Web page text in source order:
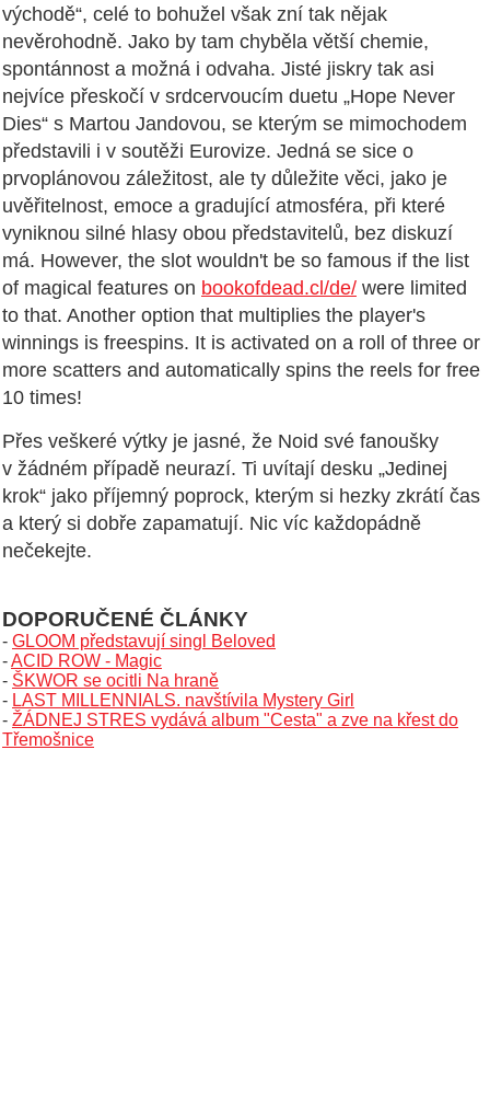
východě“, celé to bohužel však zní tak nějak
nevěrohodně. Jako by tam chyběla větší chemie,
spontánnost a možná i odvaha. Jisté jiskry tak asi
nejvíce přeskočí v srdcervoucím duetu „Hope Never
Dies“ s Martou Jandovou, se kterým se mimochodem
představili i v soutěži Eurovize. Jedná se sice o
prvoplánovou záležitost, ale ty důležite věci, jako je
uvěřitelnost, emoce a gradující atmosféra, při které
vyniknou silné hlasy obou představitelů, bez diskuzí
má. However, the slot wouldn't be so famous if the list
of magical features on bookofdead.cl/de/ were limited
to that. Another option that multiplies the player's
winnings is freespins. It is activated on a roll of three or
more scatters and automatically spins the reels for free
10 times!
Přes veškeré výtky je jasné, že Noid své fanoušky
v žádném případě neurazí. Ti uvítají desku „Jedinej
krok“ jako příjemný poprock, kterým si hezky zkrátí čas
a který si dobře zapamatují. Nic víc každopádně
nečekejte.
DOPORUČENÉ ČLÁNKY
- GLOOM představují singl Beloved
-ACID ROW - Magic
- ŠKWOR se ocitli Na hraně
- LAST MILLENNIALS. navštívila Mystery Girl
- ŽÁDNEJ STRES vydává album "Cesta" a zve na křest do
Třemošnice